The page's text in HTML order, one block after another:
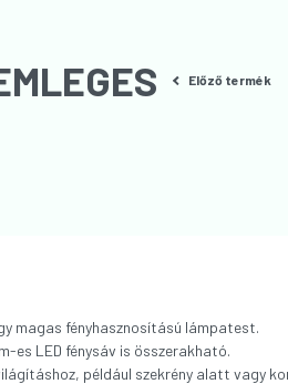
Előző termék
magas fényhasznosítású lámpatest.
es LED fénysáv is összerakható.
például szekrény alatt vagy